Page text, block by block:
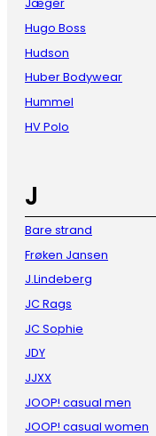
Jæger
Hugo Boss
Hudson
Huber Bodywear
Hummel
HV Polo
J
Bare strand
Frøken Jansen
J.Lindeberg
JC Rags
JC Sophie
JDY
JJXX
JOOP! casual men
JOOP! casual women